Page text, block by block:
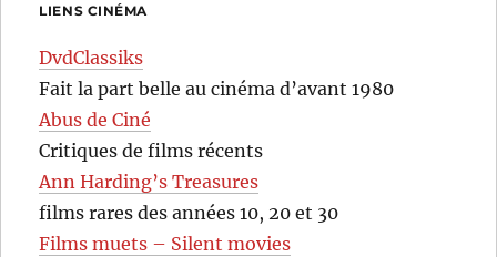
LIENS CINÉMA
DvdClassiks
Fait la part belle au cinéma d’avant 1980
Abus de Ciné
Critiques de films récents
Ann Harding’s Treasures
films rares des années 10, 20 et 30
Films muets – Silent movies